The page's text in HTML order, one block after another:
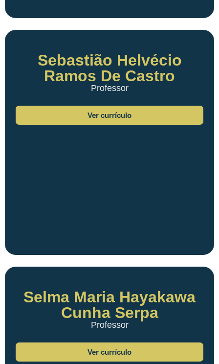
Sebastião Helvécio
Ramos De Castro
Professor
Ver currículo
Selma Maria Hayakawa
Cunha Serpa
Professor
Ver currículo